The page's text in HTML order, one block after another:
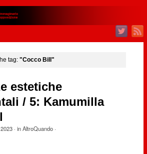
tag: "Cocco Bill"
estetiche
/ 5: Kamumilla
· inAltroQuando·